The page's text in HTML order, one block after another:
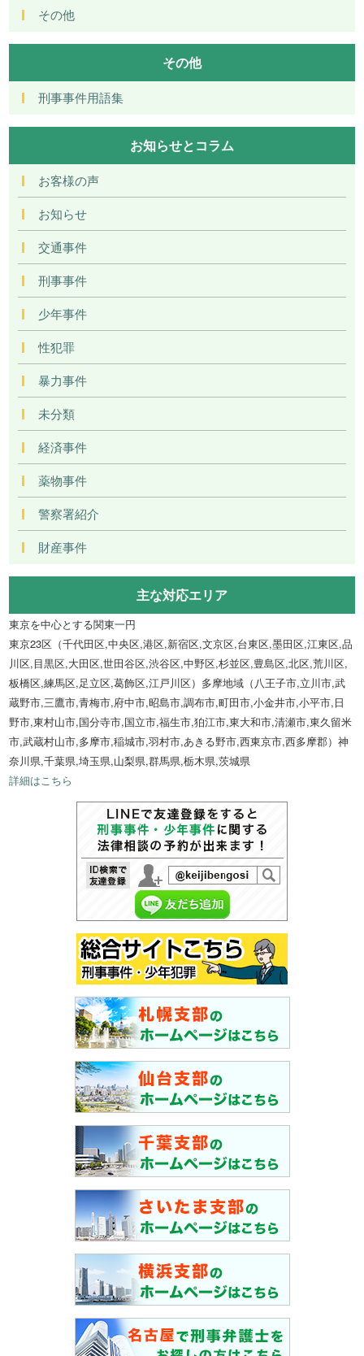
その他
その他
刑事事件用語集
お知らせとコラム
お客様の声
お知らせ
交通事件
刑事事件
少年事件
性犯罪
暴力事件
未分類
経済事件
薬物事件
警察署紹介
財産事件
主な対応エリア
東京を中心とする関東一円
東京23区（千代田区,中央区,港区,新宿区,文京区,台東区,墨田区,江東区,品
川区,目黒区,大田区,世田谷区,渋谷区,中野区,杉並区,豊島区,北区,荒川区,
板橋区,練馬区,足立区,葛飾区,江戸川区）多摩地域（八王子市,立川市,武
蔵野市,三鷹市,青梅市,府中市,昭島市,調布市,町田市,小金井市,小平市,日
野市,東村山市,国分寺市,国立市,福生市,狛江市,東大和市,清瀬市,東久留米
市,武蔵村山市,多摩市,稲城市,羽村市,あきる野市,西東京市,西多摩郡）神
奈川県,千葉県,埼玉県,山梨県,群馬県,栃木県,茨城県
詳細はこちら